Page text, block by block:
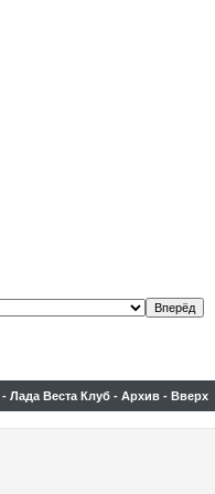
- Лада Веста Клуб - Архив - Вверх